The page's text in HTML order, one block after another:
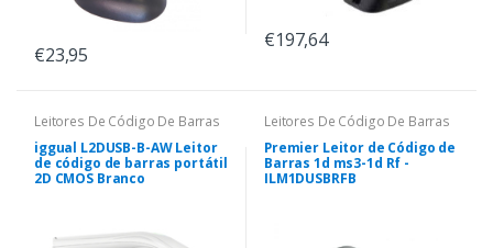
€23,95
€197,64
Leitores De Código De Barras
iggual L2DUSB-B-AW Leitor
de código de barras portátil
2D CMOS Branco
Leitores De Código De Barras
Premier Leitor de Código de
Barras 1d ms3-1d Rf -
ILM1DUSBRFB